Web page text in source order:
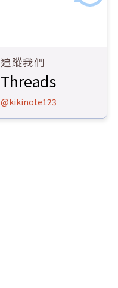
追蹤我們
Threads
@kikinote123